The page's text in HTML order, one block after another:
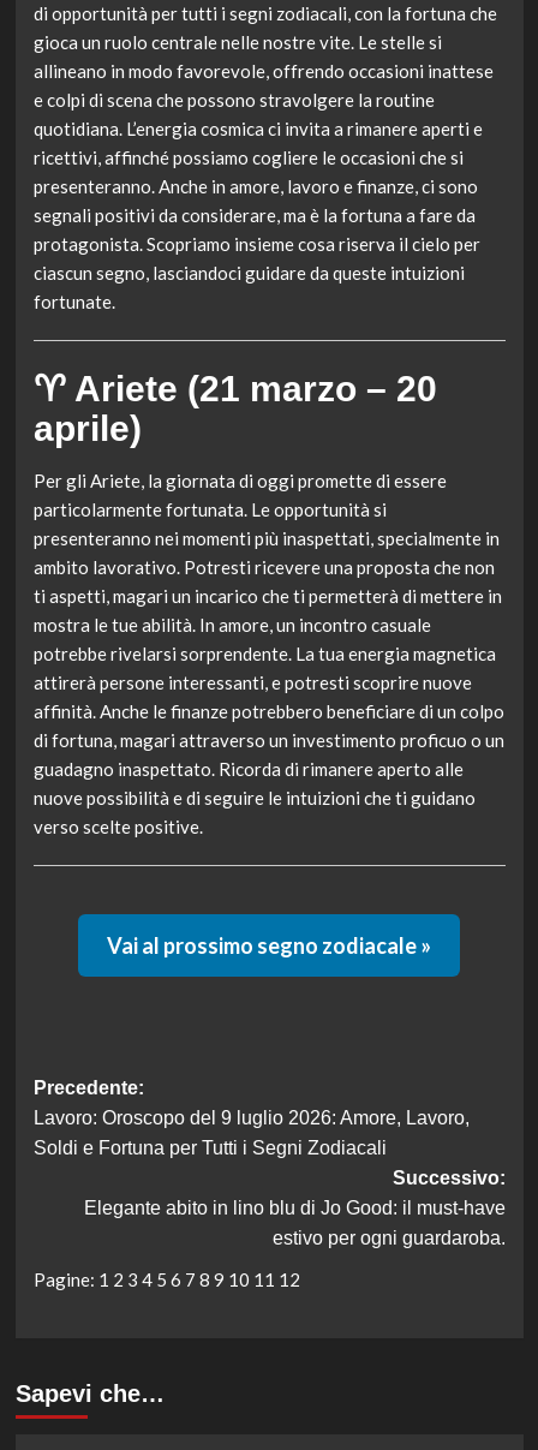
di opportunità per tutti i segni zodiacali, con la fortuna che
gioca un ruolo centrale nelle nostre vite. Le stelle si
allineano in modo favorevole, offrendo occasioni inattese
e colpi di scena che possono stravolgere la routine
quotidiana. L’energia cosmica ci invita a rimanere aperti e
ricettivi, affinché possiamo cogliere le occasioni che si
presenteranno. Anche in amore, lavoro e finanze, ci sono
segnali positivi da considerare, ma è la fortuna a fare da
protagonista. Scopriamo insieme cosa riserva il cielo per
ciascun segno, lasciandoci guidare da queste intuizioni
fortunate.
♈ Ariete (21 marzo – 20
aprile)
Per gli Ariete, la giornata di oggi promette di essere
particolarmente fortunata. Le opportunità si
presenteranno nei momenti più inaspettati, specialmente in
ambito lavorativo. Potresti ricevere una proposta che non
ti aspetti, magari un incarico che ti permetterà di mettere in
mostra le tue abilità. In amore, un incontro casuale
potrebbe rivelarsi sorprendente. La tua energia magnetica
attirerà persone interessanti, e potresti scoprire nuove
affinità. Anche le finanze potrebbero beneficiare di un colpo
di fortuna, magari attraverso un investimento proficuo o un
guadagno inaspettato. Ricorda di rimanere aperto alle
nuove possibilità e di seguire le intuizioni che ti guidano
verso scelte positive.
Vai al prossimo segno zodiacale »
Navigazione
articolo
Precedente:
Lavoro: Oroscopo del 9 luglio 2026: Amore, Lavoro,
Soldi e Fortuna per Tutti i Segni Zodiacali
Successivo:
Elegante abito in lino blu di Jo Good: il must-have
estivo per ogni guardaroba.
Pagine: 1 2 3 4 5 6 7 8 9 10 11 12
Sapevi che…